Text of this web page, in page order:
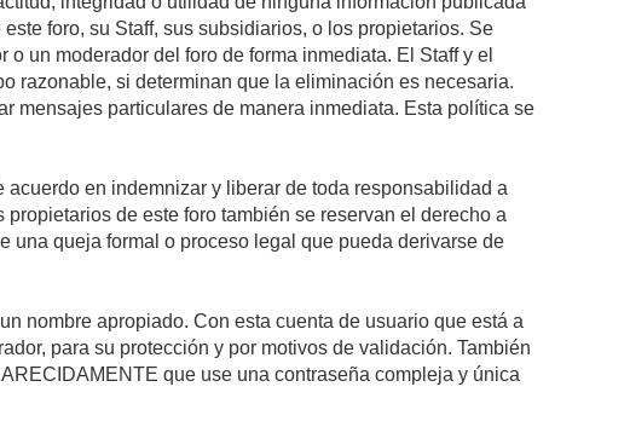
foro, su Staff, sus subsidiarios, o los propietarios. Se
un moderador del foro de forma inmediata. El Staff y el
razonable, si determinan que la eliminación es necesaria.
mensajes particulares de manera inmediata. Esta política se
en indemnizar y liberar de toda responsabilidad a
de este foro también se reservan el derecho a
una queja formal o proceso legal que pueda derivarse de
nombre apropiado. Con esta cuenta de usuario que está a
para su protección y por motivos de validación. También
que use una contraseña compleja y única